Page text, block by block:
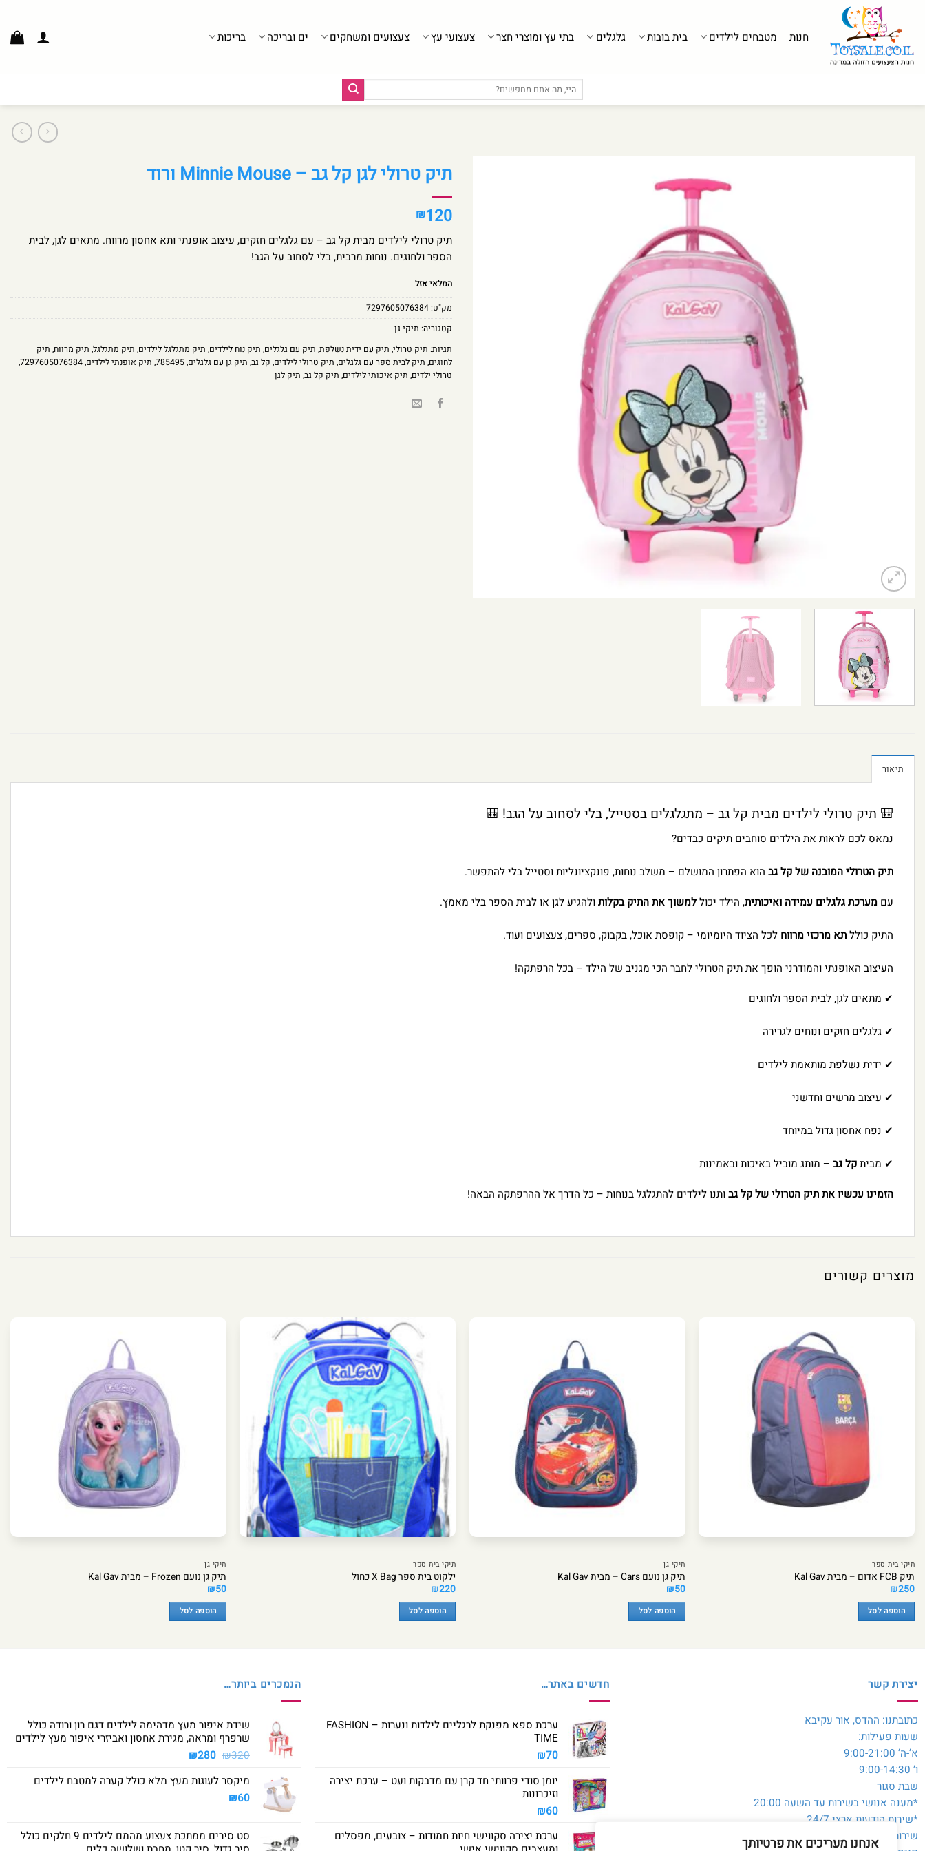
אנחנו מעריכים את פרטיותך
חנות
מטבחים לילדים בית בובות גלגלים בתי עץ ומוצרי חצר צעצועי עץ צעצועים ומשחקים ים ובריכה בריכות
עבור:
תיק טרולי לגן קל גב – Minnie Mouse ורוד
₪120
תיק טרולי לילדים מבית קל גב – עם גלגלים חזקים, עיצוב אופנתי ותא אחסון מרווח. מתאים לגן, לבית
הספר ולחוגים. נוחות מרבית, בלי לסחוב על הגב!
המלאי אזל
מק"ט:7297605076384
קטגוריה: תיקי גן
תגיות: תיק טרולי, תיק עם ידית נשלפת, תיק עם גלגלים, תיק נוח לילדים, תיק מתגלגל לילדים, תיק מתגלגל, תיק מרווח, תיק
לחוגים, תיק לבית ספר עם גלגלים, תיק טרולי לילדים, קל גב, תיק גן עם גלגלים,
785495
, תיק אופנתי לילדים,
7297605076384
,
טרולי ילדים, תיק איכותי לילדים, תיק קל גב, תיק לגן
תיאור
🎒 תיק טרולי לילדים מבית קל גב – מתגלגלים בסטייל, בלי לסחוב על הגב! 🎒
נמאס לכם לראות את הילדים סוחבים תיקים כבדים?
תיק הטרולי המובנה של קל גב הוא הפתרון המושלם – משלב נוחות, פונקציונליות וסטייל בלי להתפשר.
עם מערכת גלגלים עמידה ואיכותית, הילד יכוללמשוך את התיק בקלותולהגיע לגן או לבית הספר בלי מאמץ.
התיק כוללתא מרכזי מרווח לכל הציוד היומיומי – קופסת אוכל, בקבוק, ספרים, צעצועים ועוד.
העיצוב האופנתי והמודרני הופך את תיק הטרולי לחבר הכי מגניב של הילד – בכל הרפתקה!
✔ מתאים לגן, לבית הספר ולחוגים
✔ גלגלים חזקים ונוחים לגרירה
✔ ידית נשלפת מותאמת לילדים
✔ עיצוב מרשים וחדשני
✔ נפח אחסון גדול במיוחד
✔ מביתקל גב – מותג מוביל באיכות ובאמינות
הזמינו עכשיו את תיק הטרולי של קל גבותנו לילדים להתגלגל בנוחות – כל הדרך אל ההרפתקה הבאה!
מוצרים קשורים
תיקי בית ספר
תיק FCB אדום – מבית Kal Gav
₪250
הוספה לסל
תיקי גן
תיק גן נועם Cars – מבית Kal Gav
₪50
הוספה לסל
תיקי בית ספר
ילקוט בית ספר X Bag כחול
₪220
הוספה לסל
תיקי גן
תיק גן נועם Frozen – מבית Kal Gav
₪50
הוספה לסל
יצירת קשר
כתובתנו: ההדס, אור עקיבא
שעות פעילות:
א’-ה’ 9:00-21:00
ו’ 9:00-14:30
שבת סגור
*מענה אנושי בשירות עד השעה 20:00
*שירות הודעות ארצי 24/7
שירות לקוחות והזמנות:054-3980564
חדשים באתר…
ערכת ספא מפנקת לרגליים לילדות ונערות – FASHION
TIME
₪70
יומן סודי פרוותי חד קרן עם מדבקות ועט – ערכת יצירה
וזיכרונות
₪60
ערכת יצירה סקווישי חיות חמודות – צובעים, מפסלים
הנמכרים ביותר…
שידת איפור מעץ מדהימה לילדים דגם רון ורודה כולל
שרפרף ומראה, מגירת אחסון ואביזרי איפור מעץ לילדים
₪320
המחיר
היה:
₪280 המחיר
הוא:
מיקסר לעוגות מעץ מלא כולל קערה למטבח לילדים
₪60
סט סירים ממתכת צעצוע מהמם לילדים 9 חלקים כולל